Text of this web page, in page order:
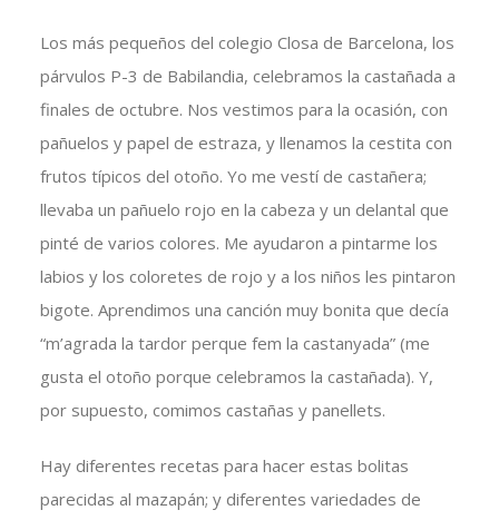
Los más pequeños del colegio Closa de Barcelona, los
párvulos P-3 de Babilandia, celebramos la castañada a
finales de octubre. Nos vestimos para la ocasión, con
pañuelos y papel de estraza, y llenamos la cestita con
frutos típicos del otoño. Yo me vestí de castañera;
llevaba un pañuelo rojo en la cabeza y un delantal que
pinté de varios colores. Me ayudaron a pintarme los
labios y los coloretes de rojo y a los niños les pintaron
bigote. Aprendimos una canción muy bonita que decía
“m’agrada la tardor perque fem la castanyada” (me
gusta el otoño porque celebramos la castañada). Y,
por supuesto, comimos castañas y panellets.
Hay diferentes recetas para hacer estas bolitas
parecidas al mazapán; y diferentes variedades de